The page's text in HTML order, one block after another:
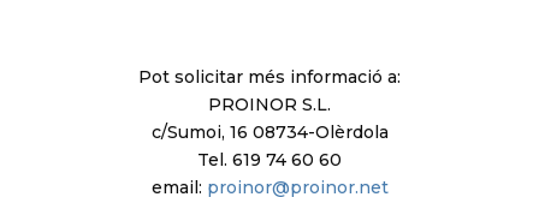
Pot solicitar més informació a:
PROINOR S.L.
c/Sumoi, 16 08734-Olèrdola
Tel. 619 74 60 60
email: proinor@proinor.net